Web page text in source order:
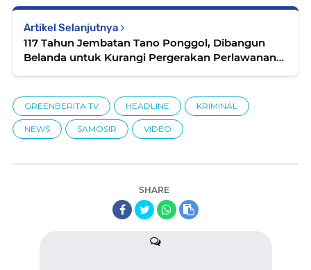
Artikel Selanjutnya
117 Tahun Jembatan Tano Ponggol, Dibangun
Belanda untuk Kurangi Pergerakan Perlawanan
GREENBERITA TV HEADLINE KRIMINAL
NEWS SAMOSIR VIDEO
SHARE